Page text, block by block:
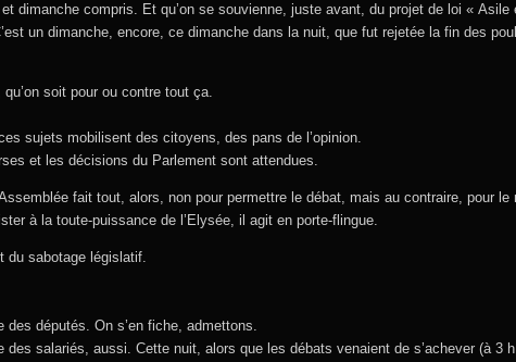
dimanche compris. Et qu’on se souvienne, juste avant, du projet de loi «
un dimanche, encore, ce dimanche dans la nuit, que fut rejetée la fin des
qu’on soit pour ou contre tout ça.
sujets mobilisent des citoyens, des pans de l’opinion.
et les décisions du Parlement sont attendues.
fait tout, alors, non pour permettre le débat, mais au contraire, pour le
à la toute-puissance de l’Elysée, il agit en porte-flingue.
du sabotage législatif.
des députés. On s’en fiche, admettons.
des salariés, aussi. Cette nuit, alors que les débats venaient de s’achever (à 3